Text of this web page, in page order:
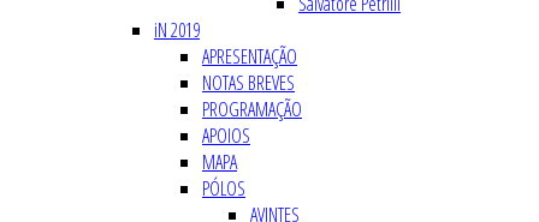
iN 2019
APRESENTAÇÃO
NOTAS BREVES
PROGRAMAÇÃO
APOIOS
MAPA
PÓLOS
AVINTES